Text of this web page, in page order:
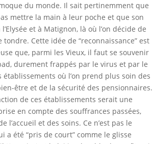
du monde. Il sait pertinemment que
mettre la main à leur poche et que son
et à Matignon, là où l’on décide de
Cette idée de “reconnaissance” est
que, parmi les Vieux, il faut se souvenir
durement frappés par le virus et par le
où l’on prend plus soin des
être et de la sécurité des pensionnaires.
de ces établissements serait une
en compte des souffrances passées,
l’accueil et des soins. Ce n’est pas le
a été “pris de court” comme le glisse